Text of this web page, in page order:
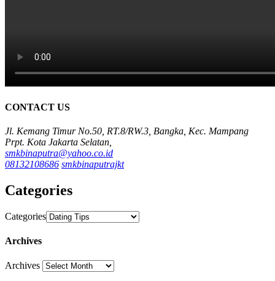
CONTACT US
Jl. Kemang Timur No.50, RT.8/RW.3, Bangka, Kec. Mampang
Prpt. Kota Jakarta Selatan,
smkbinaputra@yahoo.co.id
08132108686 smkbinaputrajkt
Categories
Categories
Archives
Archives